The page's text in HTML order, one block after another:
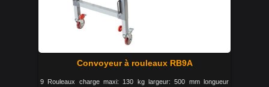
Convoyeur à rouleaux RB9A
9 Rouleaux charge maxi: 130 kg largeur: 500 mm longueur